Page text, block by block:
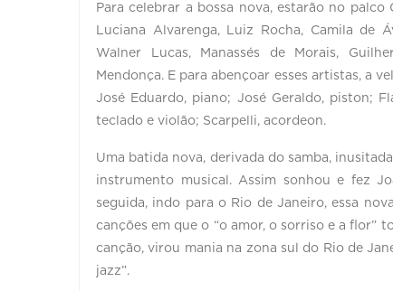
Para celebrar a bossa nova, estarão no
Luciana Alvarenga, Luiz Rocha, Camila de
Walner Lucas, Manassés de Morais,
Mendonça. E para abençoar esses artistas, a
José Eduardo, piano; José Geraldo, piston;
teclado e violão; Scarpelli, acordeon.
Uma batida nova, derivada do samba,
instrumento musical. Assim sonhou e fez
seguida, indo para o Rio de Janeiro, essa
canções em que o “o amor, o sorriso e a flor”
canção, virou mania na zona sul do Rio de
jazz”.